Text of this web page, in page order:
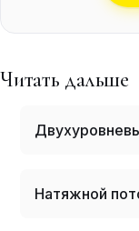
Читать дальше
Натяжной